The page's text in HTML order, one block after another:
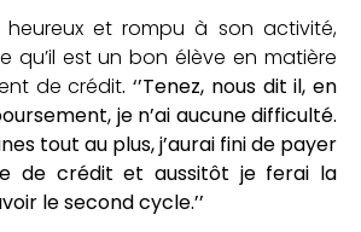
heureux et rompu à son activité,
qu’il est un bon élève en matière
de crédit. ‘’Tenez, nous dit il, en
je n’ai aucune difficulté.
tout au plus, j’aurai fini de payer
de crédit et aussitôt je ferai la
le second cycle.’’